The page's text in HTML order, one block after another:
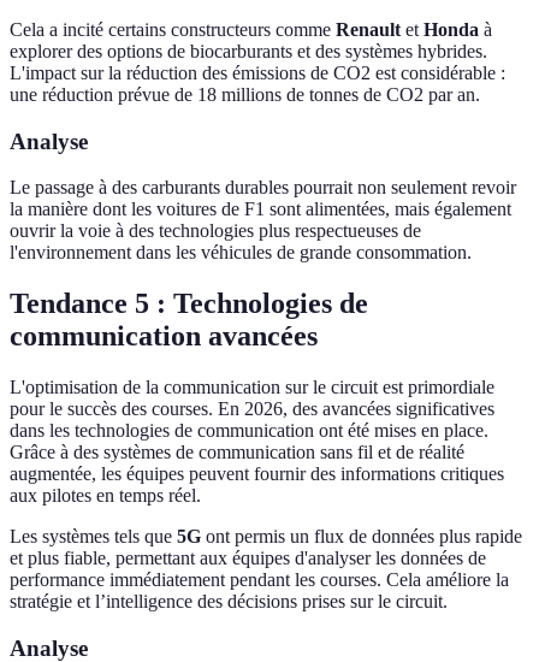
Cela a incité certains constructeurs comme Renault et Honda à
explorer des options de biocarburants et des systèmes hybrides.
L'impact sur la réduction des émissions de CO2 est considérable :
une réduction prévue de 18 millions de tonnes de CO2 par an.
Analyse
Le passage à des carburants durables pourrait non seulement revoir
la manière dont les voitures de F1 sont alimentées, mais également
ouvrir la voie à des technologies plus respectueuses de
l'environnement dans les véhicules de grande consommation.
Tendance 5 : Technologies de
communication avancées
L'optimisation de la communication sur le circuit est primordiale
pour le succès des courses. En 2026, des avancées significatives
dans les technologies de communication ont été mises en place.
Grâce à des systèmes de communication sans fil et de réalité
augmentée, les équipes peuvent fournir des informations critiques
aux pilotes en temps réel.
Les systèmes tels que 5G ont permis un flux de données plus rapide
et plus fiable, permettant aux équipes d'analyser les données de
performance immédiatement pendant les courses. Cela améliore la
stratégie et l’intelligence des décisions prises sur le circuit.
Analyse